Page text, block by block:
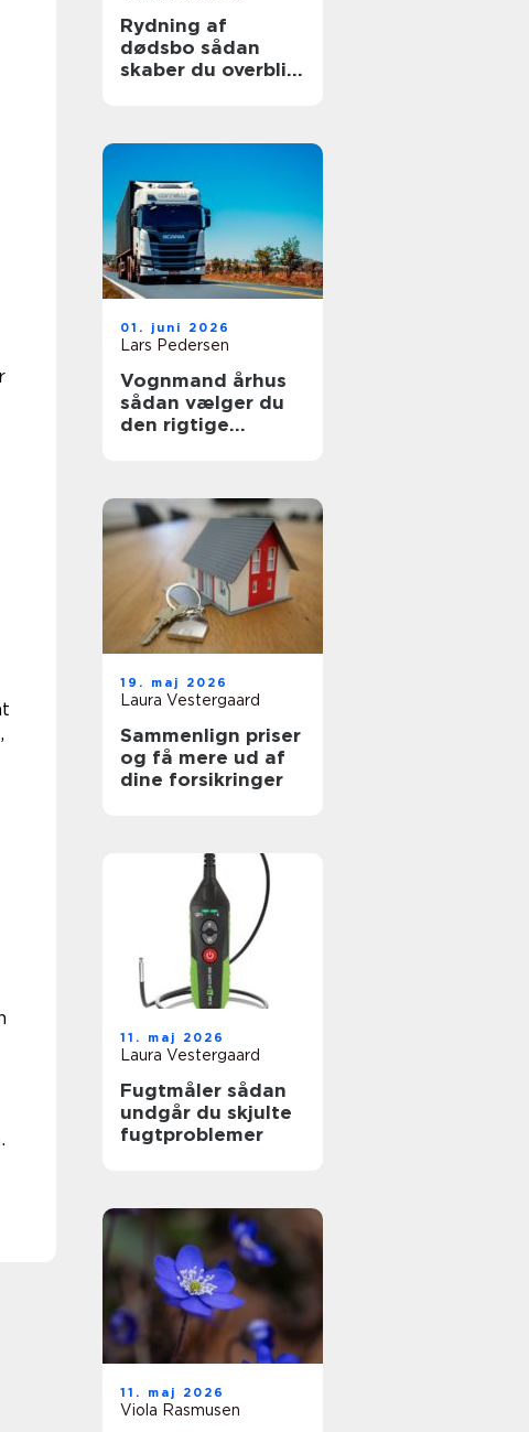
Rydning af
dødsbo sådan
skaber du overblik
01. juni 2026
Lars Pedersen
Vognmand århus
sådan vælger du
den rigtige
19. maj 2026
Laura Vestergaard
Sammenlign priser
og få mere ud af
dine forsikringer
11. maj 2026
Laura Vestergaard
Fugtmåler sådan
undgår du skjulte
fugtproblemer
11. maj 2026
Viola Rasmusen